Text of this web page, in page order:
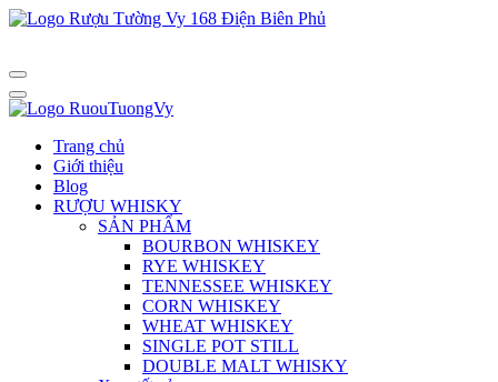
Trang chủ
Giới thiệu
Blog
RƯỢU WHISKY
SẢN PHẨM
BOURBON WHISKEY
RYE WHISKEY
TENNESSEE WHISKEY
CORN WHISKEY
WHEAT WHISKEY
SINGLE POT STILL
DOUBLE MALT WHISKY